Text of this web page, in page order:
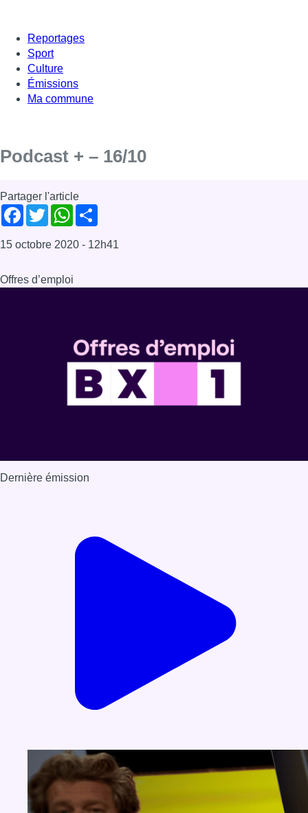
Reportages
Sport
Culture
Émissions
Ma commune
Podcast + – 16/10
Partager l'article
Facebook
TwitterWhatsApp
15 octobre 2020 - 12h41
Offres d’emploi
Dernière émission